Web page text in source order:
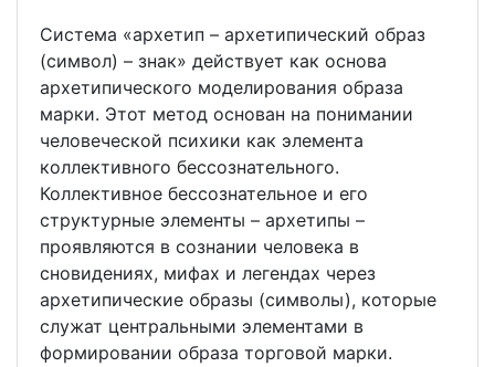
Система «архетип – архетипический образ
(символ) – знак» действует как основа
архетипического моделирования образа
марки. Этот метод основан на понимании
человеческой психики как элемента
коллективного бессознательного.
Коллективное бессознательное и его
структурные элементы – архетипы –
проявляются в сознании человека в
сновидениях, мифах и легендах через
архетипические образы (символы), которые
служат центральными элементами в
формировании образа торговой марки.